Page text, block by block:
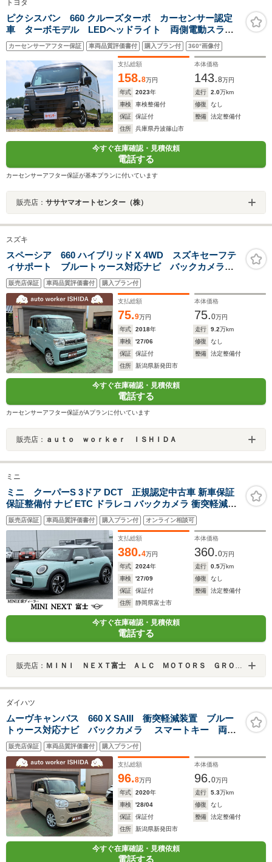
トヨタ
ピクシスバン 660 クルーズターボ カーセンサー認定
車 ターボモデル LEDヘッドライト 両側電動スライ
ドドア 純正ナビ Bluetooth Bカメラ ETC2.0
カーセンサーアフター保証 車両品質評価書付 購入プラン付 360°画像付
支払総額
158.8万円
本体価格
143.8万円
年式
2023年 走行 2.0万km
車検
車検整備付 修復
なし
保証
保証付 整備
法定整備付
住所
兵庫県丹波篠山市
今すぐ在庫確認・見積依頼
電話する
カーセンサーアフター保証が基本プランに付いています
販売店： ササヤマオートセンター（株）
スズキ
スペーシア 660 ハイブリッド X 4WD スズキセーフテ
ィサポート ブルートゥース対応ナビ バックカメラ
スマートキー 両側電動スライドドア シートヒーター
販売店保証 車両品質評価書付 購入プラン付
支払総額
75.9万円
本体価格
75.0万円
年式
2018年 走行 9.2万km
車検
'27/06 修復
なし
保証
保証付 整備
法定整備付
住所
新潟県新発田市
今すぐ在庫確認・見積依頼
電話する
カーセンサーアフター保証がAプランに付いています
販売店： ａｕｔｏ ｗｏｒｋｅｒ ＩＳＨＩＤＡ
ミニ
ミニ クーパーS 3ドア DCT 正規認定中古車 新車保証
保証整備付 ナビ ETC ドラレコ バックカメラ 衝突軽減ブ
レーキ アイドリングストップ 障害物ソナー 車線キープ A
クルコン
販売店保証 車両品質評価書付 購入プラン付 オンライン相談可
支払総額
380.4万円
本体価格
360.0万円
年式
2024年 走行 0.5万km
車検
'27/09 修復
なし
保証
保証付 整備
法定整備付
住所
静岡県富士市
今すぐ在庫確認・見積依頼
電話する
販売店： ＭＩＮＩ ＮＥＸＴ富士 ＡＬＣ ＭＯＴＯＲＳ ＧＲＯＵＰ
ダイハツ
ムーヴキャンバス 660 X SAIII 衝突軽減装置 ブルー
トゥース対応ナビ バックカメラ スマートキー 両側
電動スライドドア 関東仕入
販売店保証 車両品質評価書付 購入プラン付
支払総額
96.8万円
本体価格
96.0万円
年式
2020年 走行 5.3万km
車検
'28/04 修復
なし
保証
保証付 整備
法定整備付
住所
新潟県新発田市
今すぐ在庫確認・見積依頼
電話する